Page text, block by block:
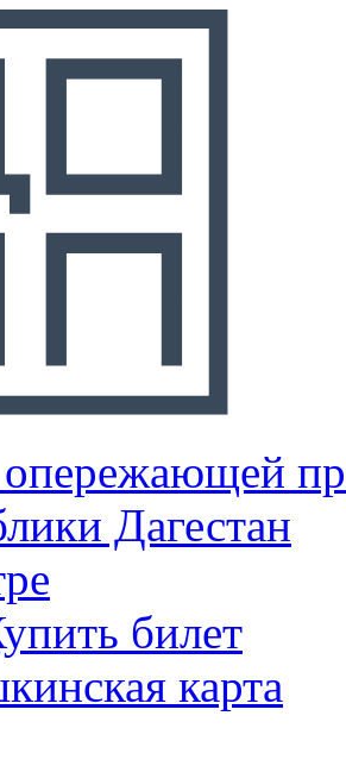
Дагестан
билет
карта